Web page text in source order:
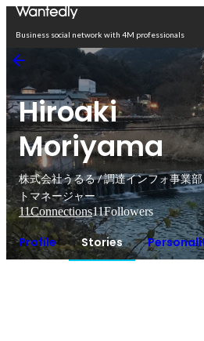
Business social network with 4M professionals
Hiroaki
Moriyama
株式会社うるる / 調達インフォ事業
トマネージャー
11Connections11Followers
Profile Stories